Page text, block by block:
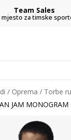
Team Sales
mjesto za timske
Oprema
Torbe
JAM MONOGRAM